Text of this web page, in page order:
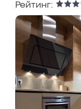
Рейтинг: